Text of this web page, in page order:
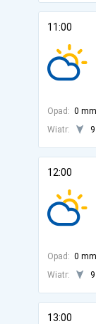
11:00
Opad: 0 mm
Wiatr:
12:00
Opad: 0 mm
Wiatr:
13:00